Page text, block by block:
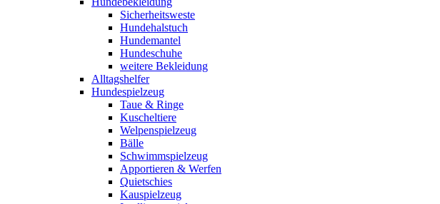
Sicherheitsweste
Hundehalstuch
Hundemantel
Hundeschuhe
weitere Bekleidung
Alltagshelfer
Hundespielzeug
Taue & Ringe
Kuscheltiere
Welpenspielzeug
Bälle
Schwimmspielzeug
Apportieren & Werfen
Quietschies
Kauspielzeug